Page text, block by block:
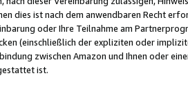
dies ist nach dem anwendbaren Recht
oder Ihre Teilnahme am
(einschließlich der expliziten oder
zwischen Amazon und Ihnen oder
ist.